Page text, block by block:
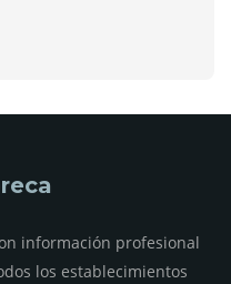
información profesional
los establecimientos